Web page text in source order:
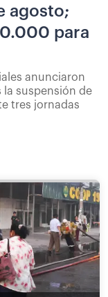
agosto;
para
anunciaron
suspensión de
tres jornadas